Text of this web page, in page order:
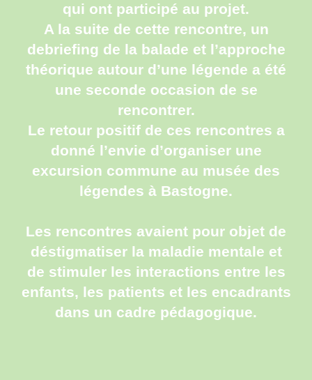
qui ont participé au projet.
A la suite de cette rencontre, un
debriefing de la balade et l’approche
théorique autour d’une légende a été
une seconde occasion de se
rencontrer.
Le retour positif de ces rencontres a
donné l’envie d’organiser une
excursion commune au musée des
légendes à Bastogne.
Les rencontres avaient pour objet de
déstigmatiser la maladie mentale et
de stimuler les interactions entre les
enfants, les patients et les encadrants
dans un cadre pédagogique.